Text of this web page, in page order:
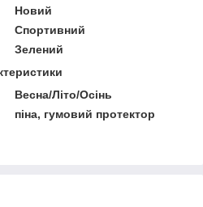
Новий
Спортивний
Зелений
Весна/Літо/Осінь
піна, гумовий протектор